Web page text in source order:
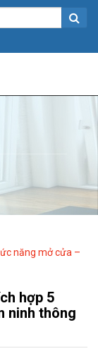
năng mở cửa –
hợp 5
ninh thông